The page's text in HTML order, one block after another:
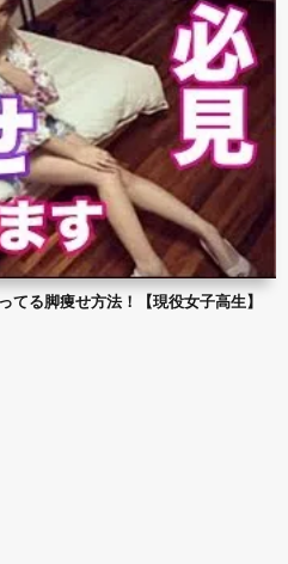
てる脚痩せ方法！【現役女子高生】